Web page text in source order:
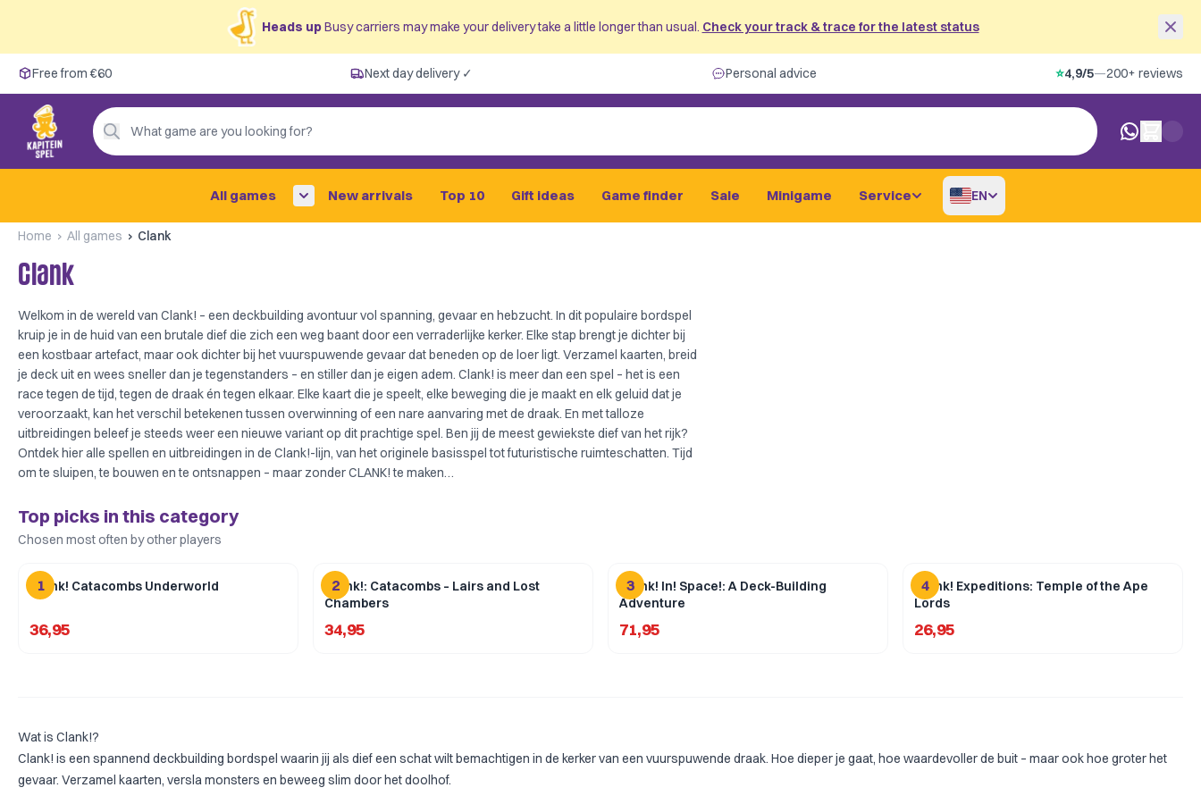
Heads upBusy carriers may make your delivery take a little longer than usual. Check your track & trace for the latest status
Free from €60
Next day delivery ✓
Personal advice
4,9/5 —
200+ reviews
Free from €60 Next day delivery ✓ Personal advice ⭐4,9/5—200+ reviews
What game are you looking for?
0 items in
All games New arrivals Top 10 Gift ideas Game finder Sale Minigame Service EN
Home All games Clank
Clank
Welkom in de wereld van Clank! – een deckbuilding avontuur vol spanning, gevaar en hebzucht. In dit populaire bordspel
kruip je in de huid van een brutale dief die zich een weg baant door een verraderlijke kerker. Elke stap brengt je dichter bij
een kostbaar artefact, maar ook dichter bij het vuurspuwende gevaar dat beneden op de loer ligt. Verzamel kaarten, breid
je deck uit en wees sneller dan je tegenstanders – en stiller dan je eigen adem. Clank! is meer dan een spel – het is een
race tegen de tijd, tegen de draak én tegen elkaar. Elke kaart die je speelt, elke beweging die je maakt en elk geluid dat je
veroorzaakt, kan het verschil betekenen tussen overwinning of een nare aanvaring met de draak. En met talloze
uitbreidingen beleef je steeds weer een nieuwe variant op dit prachtige spel. Ben jij de meest gewiekste dief van het rijk?
Ontdek hier alle spellen en uitbreidingen in de Clank!-lijn, van het originele basisspel tot futuristische ruimteschatten. Tijd
om te sluipen, te bouwen en te ontsnappen – maar zonder CLANK! te maken…
Top picks in this category
Chosen most often by other players
1
Clank! Catacombs Underworld
36,95
2
Clank!: Catacombs – Lairs and Lost
Chambers
34,95
3
Clank! In! Space!: A Deck-Building
Adventure
71,95
4
Clank! Expeditions: Temple of the Ape
Lords
26,95
Wat is Clank!?
Clank! is een spannend deckbuilding bordspel waarin jij als dief een schat wilt bemachtigen in de kerker van een vuurspuwende draak. Hoe dieper je gaat, hoe waardevoller de buit – maar ook hoe groter het
gevaar. Verzamel kaarten, versla monsters en beweeg slim door het doolhof.